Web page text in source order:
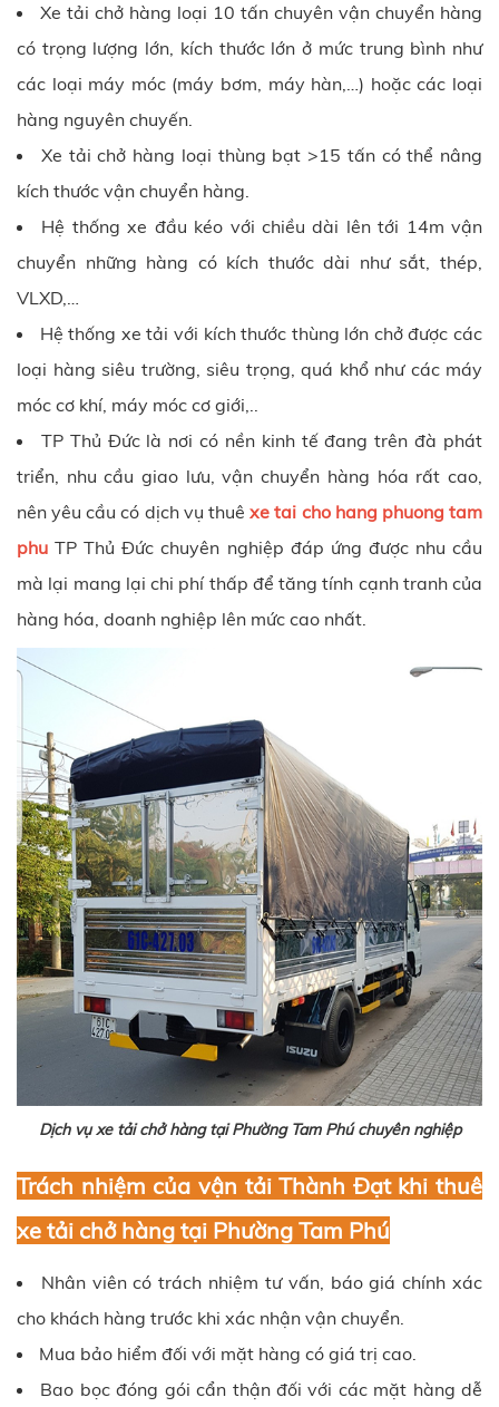
Xe tải chở hàng loại 10 tấn chuyên vận chuyển hàng
có trọng lượng lớn, kích thước lớn ở mức trung bình như
các loại máy móc (máy bơm, máy hàn,…) hoặc các loại
hàng nguyên chuyến.
Xe tải chở hàng loại thùng bạt >15 tấn có thể nâng
kích thước vận chuyển hàng.
Hệ thống xe đầu kéo với chiều dài lên tới 14m vận
chuyển những hàng có kích thước dài như sắt, thép,
VLXD,…
Hệ thống xe tải với kích thước thùng lớn chở được các
loại hàng siêu trường, siêu trọng, quá khổ như các máy
móc cơ khí, máy móc cơ giới,..
TP Thủ Đức là nơi có nền kinh tế đang trên đà phát
triển, nhu cầu giao lưu, vận chuyển hàng hóa rất cao,
nên yêu cầu có dịch vụ thuêxe tai cho hang phuong tam
phu TP Thủ Đức chuyên nghiệp đáp ứng được nhu cầu
mà lại mang lại chi phí thấp để tăng tính cạnh tranh của
hàng hóa, doanh nghiệp lên mức cao nhất.
Dịch vụ xe tải chở hàng tại Phường Tam Phú chuyên nghiệp
Trách nhiệm của vận tải Thành Đạt khi thuê
xe tải chở hàng tại Phường Tam Phú
Nhân viên có trách nhiệm tư vấn, báo giá chính xác
cho khách hàng trước khi xác nhận vận chuyển.
Mua bảo hiểm đối với mặt hàng có giá trị cao.
Bao bọc đóng gói cẩn thận đối với các mặt hàng dễ